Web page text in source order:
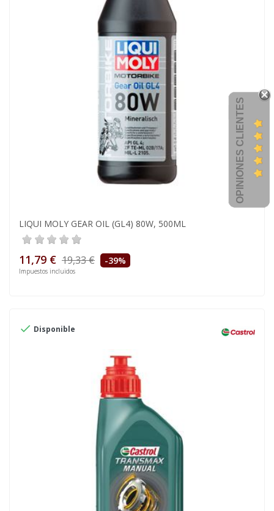
LIQUI MOLY GEAR OIL (GL4) 80W, 500ML
11,79 € 19,33 € -39%
Impuestos incluidos
 Disponible
OPINIONES CLIENTES